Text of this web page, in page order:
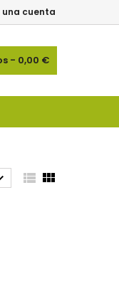
una cuenta
- 0,00 €
 